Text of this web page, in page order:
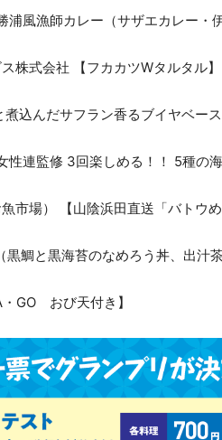
風漁師カレー（サザエカレー・
株式会社 【フカカツWタルタル】
込んだサフラン香るブイヤベース
連監修 3回楽しめる！！ 5種の海
市場） 【山陰浜田直送「バトウめ
鯛と黒海苔のなめろう丼、出汁
GO おび天付き】